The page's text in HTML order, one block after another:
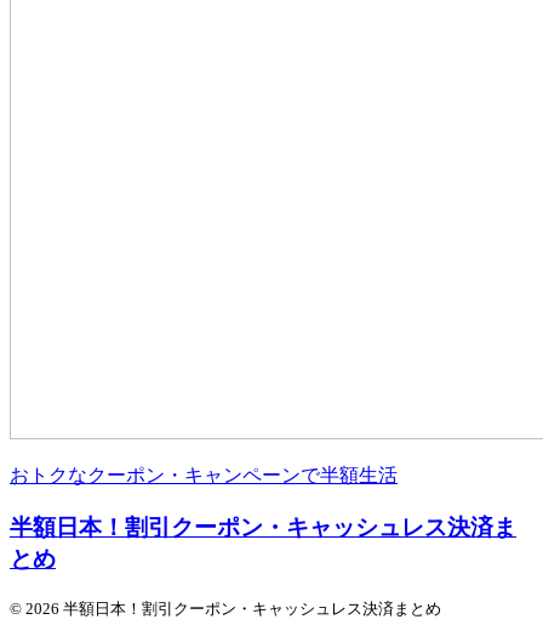
おトクなクーポン・キャンペーンで半額生活
半額日本！割引クーポン・キャッシュレス決済ま
とめ
© 2026 半額日本！割引クーポン・キャッシュレス決済まとめ